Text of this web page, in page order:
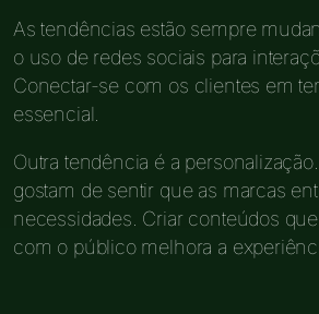
As tendências estão sempre
o uso de redes sociais para
Conectar-se com os clientes em
essencial.
Outra tendência é a
gostam de sentir que as marcas
necessidades. Criar conteúdos
com o público melhora a